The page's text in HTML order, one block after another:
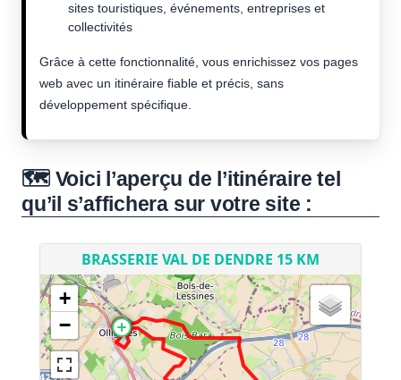
sites touristiques, événements, entreprises et
collectivités
Grâce à cette fonctionnalité, vous enrichissez vos pages
web avec un itinéraire fiable et précis, sans
développement spécifique.
🗺️ Voici l’aperçu de l’itinéraire tel
qu’il s’affichera sur votre site :